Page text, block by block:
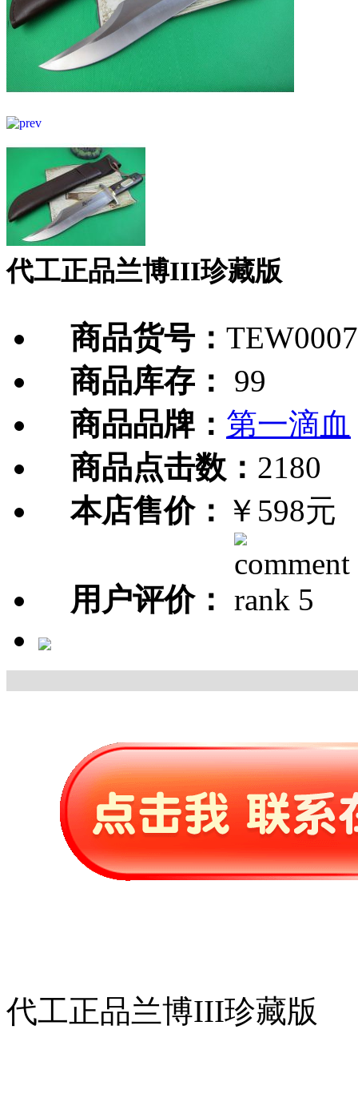
代工正品兰博III珍藏版
商品货号：
商品库存：
99
商品品牌： 第一滴血
商品点击数： 2180
本店售价： ￥598元
用户评价：
代工正品兰博III珍藏版